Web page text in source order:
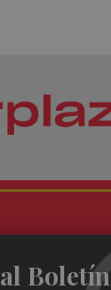
Boletín